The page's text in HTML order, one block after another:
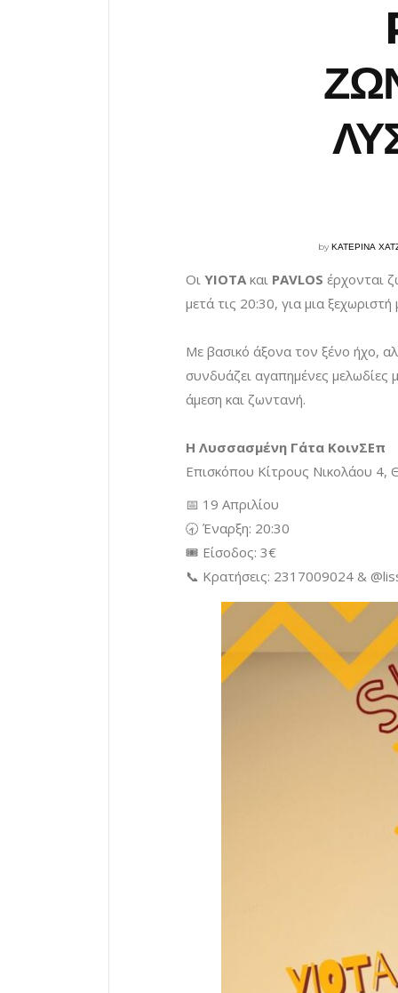
byΚΑΤΕΡΙΝΑ
Οι YIOTA και PAVLOS έρχονται
μετά τις 20:30, για μια
Με βασικό άξονα τον ξένο ήχο,
συνδυάζει αγαπημένες
άμεση και ζωντανή.
Η Λυσσασμένη Γάτα ΚοινΣΕπ
Επισκόπου Κίτρους Νικολάου 4,
📅 19 Απριλίου
🕣 Έναρξη: 20:30
🎟 Είσοδος: 3€
📞 Κρατήσεις: 2317009024 &